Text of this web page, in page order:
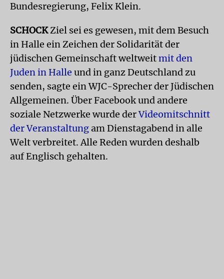
Bundesregierung, Felix Klein.
SCHOCKZiel sei es gewesen, mit dem Besuch
in Halle ein Zeichen der Solidarität der
jüdischen Gemeinschaft weltweitmit den
Juden in Halle und in ganz Deutschland zu
senden, sagte ein WJC-Sprecher der Jüdischen
Allgemeinen. Über Facebook und andere
soziale Netzwerke wurde derVideomitschnitt
der Veranstaltungam Dienstagabend in alle
Welt verbreitet. Alle Reden wurden deshalb
auf Englisch gehalten.